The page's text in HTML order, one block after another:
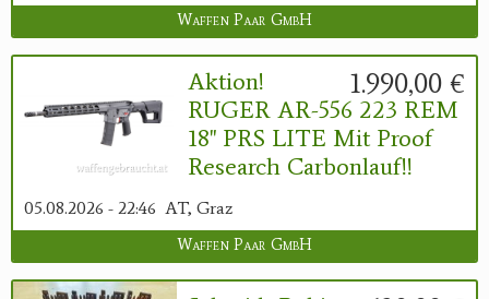
Waffen Paar GmbH
1.990,00 €
Aktion!
RUGER AR-556 223 REM
18" PRS LITE Mit Proof
Research Carbonlauf!!
05.08.2026 - 22:46 AT, Graz
Waffen Paar GmbH